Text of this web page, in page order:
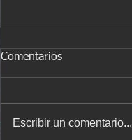
Comentarios
Escribir un comentario...